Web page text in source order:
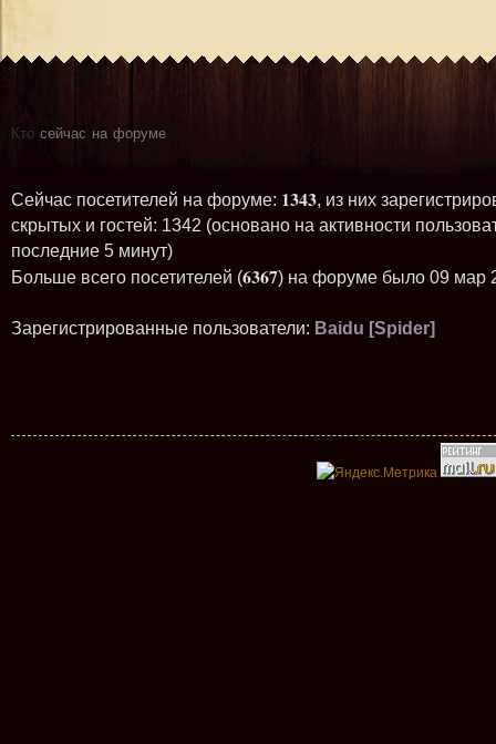
Кто сейчас на форуме
Сейчас посетителей на форуме: 1343, из них
скрытых и гостей: 1342 (основано на активности
последние 5 минут)
Больше всего посетителей (6367) на форуме было 09 мар
Зарегистрированные пользователи: Baidu [Spider]